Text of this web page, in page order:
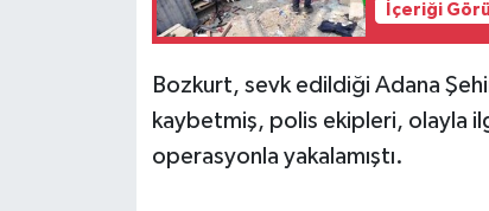
İçeriği
Bozkurt, sevk edildiği Adana
kaybetmiş, polis ekipleri, olayla
operasyonla yakalamıştı.